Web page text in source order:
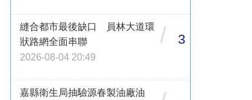
縫合都市最後缺口 員林大道環
狀路網全面串聯
2026-08-04 20:49
/ 3
嘉縣衛生局抽驗源春製油廠油